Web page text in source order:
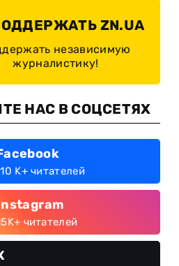
ZN.UA
независимую
журналистику!
НАС В СОЦСЕТЯХ
K+ читателей
читателей